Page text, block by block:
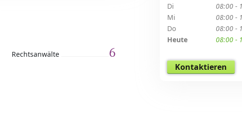
Rechtsanwälte 6
Di
08:00 -
Mi
08:00 -
Do
08:00 -
Heute
08:00 -
Kontaktieren